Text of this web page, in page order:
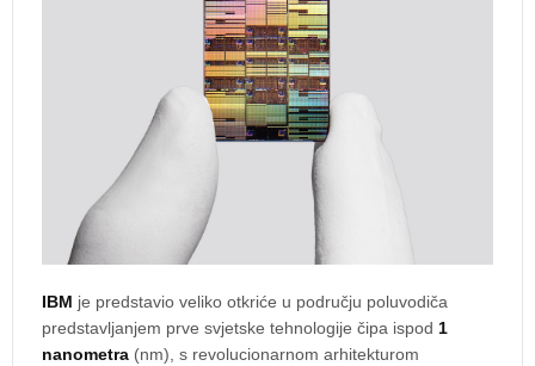
IBM je predstavio veliko otkriće u području poluvodiča
predstavljanjem prve svjetske tehnologije čipa ispod 1
nanometra (nm), s revolucionarnom arhitekturom